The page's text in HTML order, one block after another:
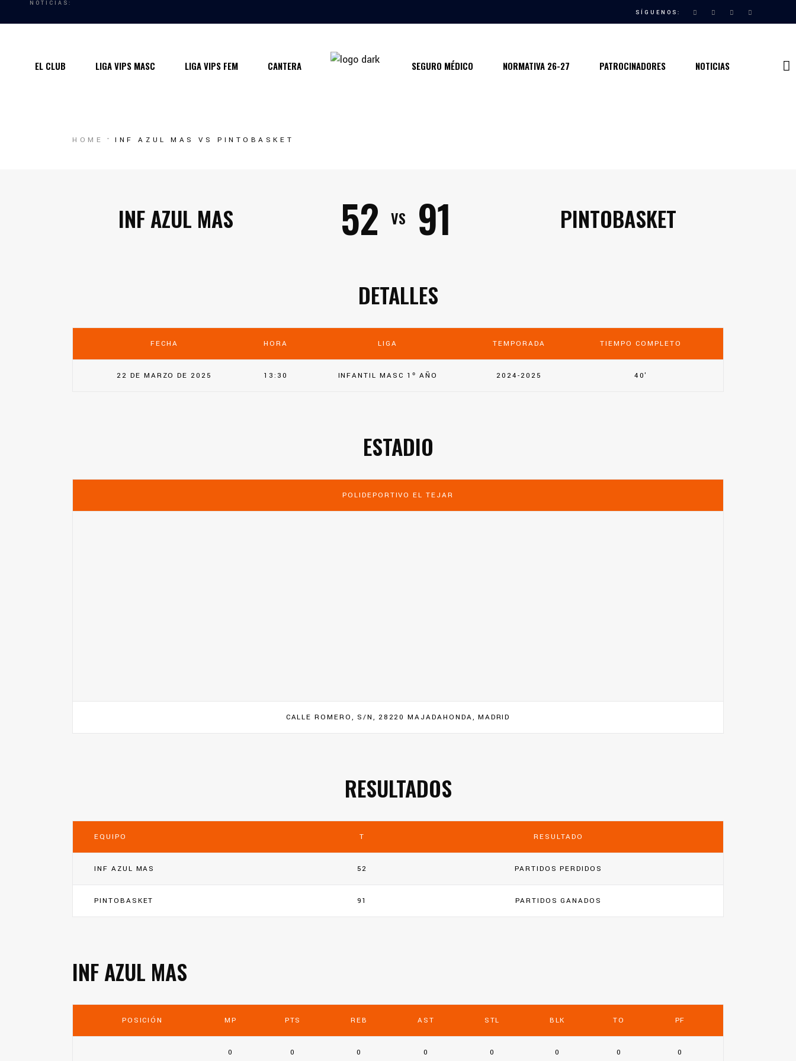
NOTICIAS:
SÍGUENOS:
EL CLUB
Quiénes somos
LIGA VIPS MASC LIGA VIPS FEM CANTERA SEGURO MÉDICO NORMATIVA 26-27 PATROCINADORES NOTICIAS
Contacto
HOME INF AZUL MAS VS PINTOBASKET
INF AZUL MAS 52 VS 91 PINTOBASKET
DETALLES
FECHA HORA LIGA TEMPORADA TIEMPO COMPLETO
22 DE MARZO DE 2025 13:30 INFANTIL MASC 1º AÑO 2024-2025 40'
ESTADIO
POLIDEPORTIVO EL TEJAR
CALLE ROMERO, S/N, 28220 MAJADAHONDA, MADRID
RESULTADOS
EQUIPO T RESULTADO
INF AZUL MAS 52 PARTIDOS PERDIDOS
PINTOBASKET 91 PARTIDOS GANADOS
INF AZUL MAS
POSICIÓN MP PTS REB AST STL BLK TO PF
0 0 0 0 0 0 0 0